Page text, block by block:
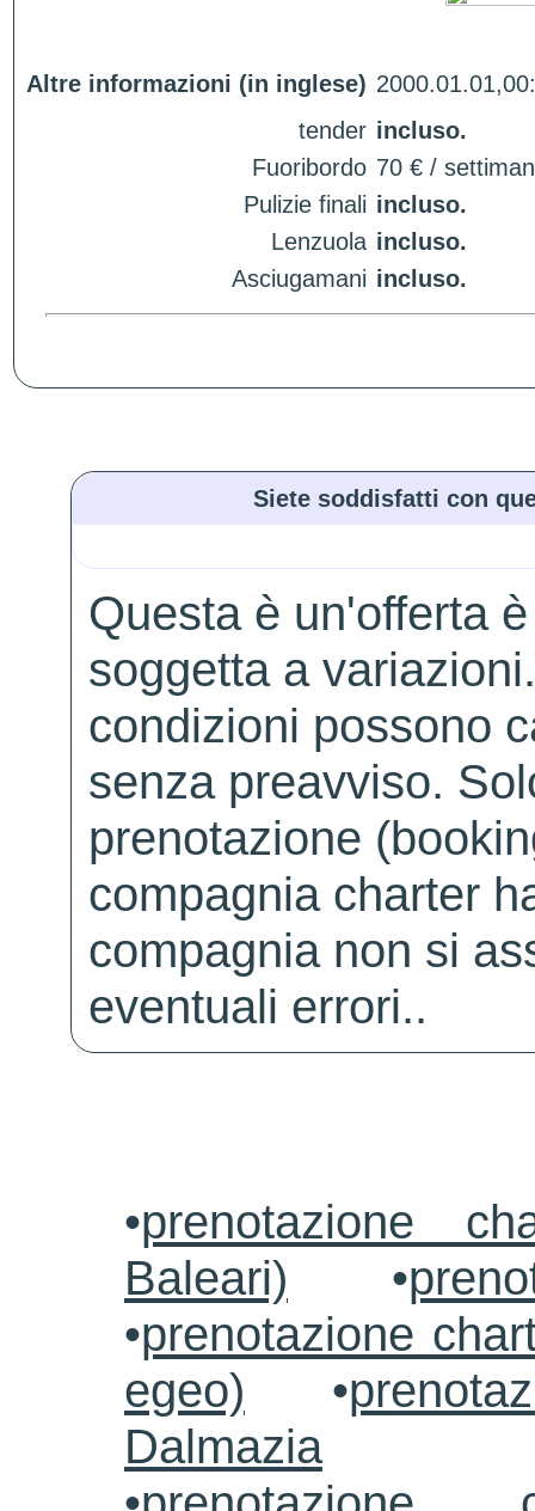
Altre informazioni (in inglese)
tender incluso.
Fuoribordo 70 € /
Pulizie finali incluso.
Lenzuola incluso.
Asciugamani incluso.
Siete soddisfatti con
Questa è un'offerta
soggetta a
condizioni possono
senza preavviso.
prenotazione
compagnia charter
compagnia non si
eventuali errori..
•prenotazione
Baleari) •
•prenotazione
egeo) •
Dalmazia